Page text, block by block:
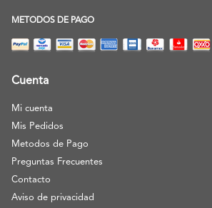
METODOS DE PAGO
Cuenta
Mi cuenta
Mis Pedidos
Metodos de Pago
Preguntas Frecuentes
Contacto
Aviso de privacidad